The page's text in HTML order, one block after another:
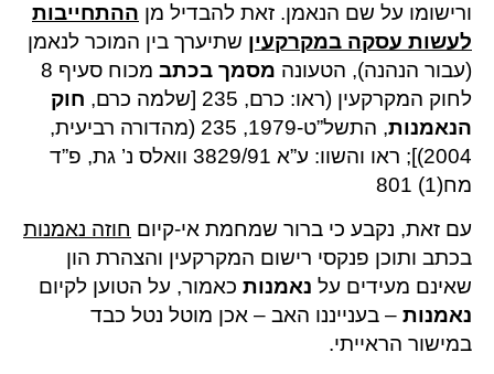
ורישומו על שם הנאמן. זאת להבדיל מן ההתחייבות
לעשות עסקה במקרקעין שתיערך בין המוכר לנאמן
(עבור הנהנה), הטעונה מסמך בכתב
מכוח סעיף 8
לחוק המקרקעין (ראו: כרם, 235 [שלמה כרם,
חוק
הנאמנות
, התשל”ט-1979, 235 (מהדורה רביעית,
2004)]; ראו והשוו: ע”א 3829/91 וואלס נ’ גת, פ”ד
מח(1) 801
עם זאת, נקבע כי ברור שמחמת אי-קיום חוזה נאמנות
בכתב ותוכן פנקסי רישום המקרקעין והצהרת הון
שאינם מעידים על נאמנות כאמור, על הטוען לקיום
נאמנות – בענייננו האב – אכן מוטל נטל כבד
במישור הראייתי.